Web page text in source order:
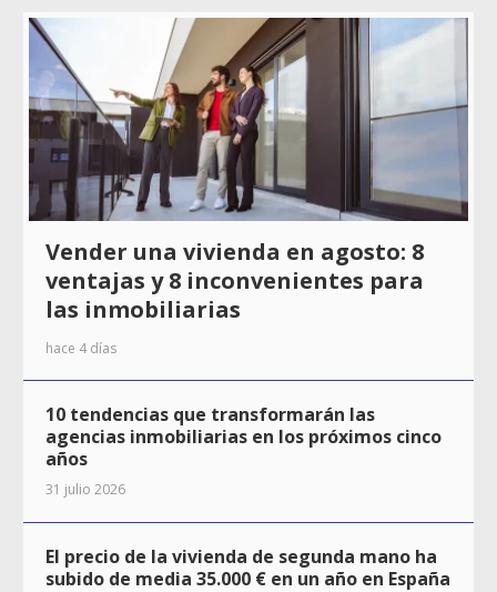
Vender una vivienda en agosto: 8
ventajas y 8 inconvenientes para
las inmobiliarias
hace 4 días
10 tendencias que transformarán las
agencias inmobiliarias en los próximos cinco
años
31 julio 2026
El precio de la vivienda de segunda mano ha
subido de media 35.000 € en un año en España